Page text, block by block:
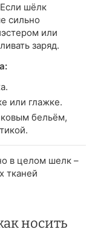
шёлк
сильно
или
заряд.
или глажке.
бельём,
в целом шелк –
тканей
носить